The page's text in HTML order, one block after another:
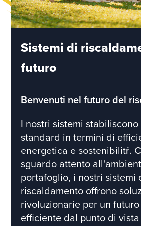
Sistemi di
futuro
Benvenuti nel futuro del
I nostri sistemi stabiliscono
standard in termini di
energetica e sostenibilitŕ.
sguardo attento
portafoglio, i nostri sistemi
riscaldamento offrono
rivoluzionarie per un
efficiente dal punto di